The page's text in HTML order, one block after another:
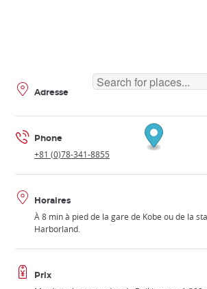
Adresse
Phone
+81 (0)78-341-8855
Horaires
À 8 min à pied de la gare de Kobe ou de la
Harborland.
Prix